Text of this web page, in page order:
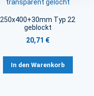
transparent gelocht
250x400+30mm Typ 22
geblockt
20,71 €
In den Warenkorb